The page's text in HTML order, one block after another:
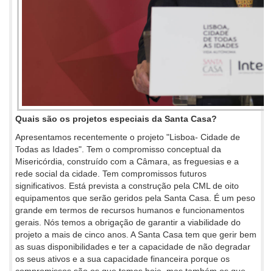
Quais são os projetos especiais da Santa Casa?
Apresentamos recentemente o projeto "Lisboa- Cidade de
Todas as Idades". Tem o compromisso conceptual da
Misericórdia, construído com a Câmara, as freguesias e a
rede social da cidade. Tem compromissos futuros
significativos. Está prevista a construção pela CML de oito
equipamentos que serão geridos pela Santa Casa. É um peso
grande em termos de recursos humanos e funcionamentos
gerais. Nós temos a obrigação de garantir a viabilidade do
projeto a mais de cinco anos. A Santa Casa tem que gerir bem
as suas disponibilidades e ter a capacidade de não degradar
os seus ativos e a sua capacidade financeira porque os